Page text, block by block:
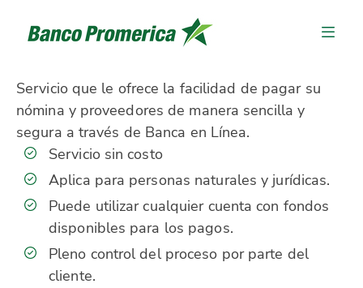
Servicio que le ofrece la facilidad de pagar su
nómina y proveedores de manera sencilla y
segura a través de Banca en Línea.
Servicio sin costo
Aplica para personas naturales y jurídicas.
Puede utilizar cualquier cuenta con fondos
disponibles para los pagos.
Pleno control del proceso por parte del
cliente.